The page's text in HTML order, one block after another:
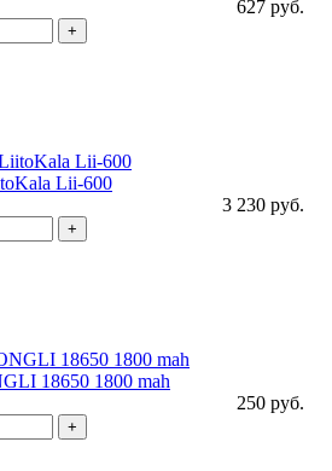
627 руб.
+
Lii-600
3 230 руб.
+
18650 1800 mah
250 руб.
+